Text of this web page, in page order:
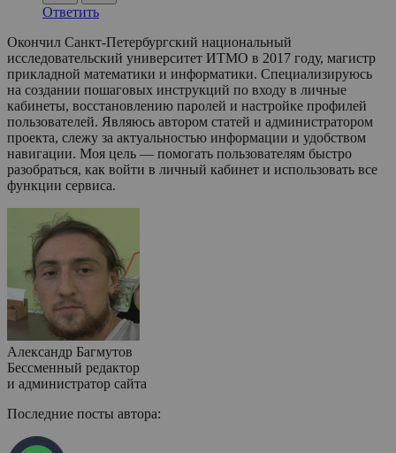
Ответить
Окончил Санкт-Петербургский национальный
исследовательский университет ИТМО в 2017 году, магистр
прикладной математики и информатики. Специализируюсь
на создании пошаговых инструкций по входу в личные
кабинеты, восстановлению паролей и настройке профилей
пользователей. Являюсь автором статей и администратором
проекта, слежу за актуальностью информации и удобством
навигации. Моя цель — помогать пользователям быстро
разобраться, как войти в личный кабинет и использовать все
функции сервиса.
Александр Багмутов
Бессменный редактор
и администратор сайта
Последние посты автора: